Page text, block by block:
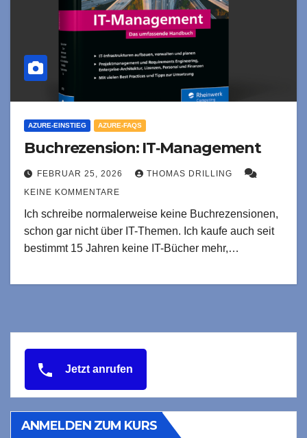
AZURE-EINSTIEG AZURE-FAQS
Buchrezension: IT‑Management
FEBRUAR 25, 2026
THOMAS DRILLING
KEINE KOMMENTARE
Ich schreibe normalerweise keine Buchrezensionen,
schon gar nicht über IT-Themen. Ich kaufe auch seit
bestimmt 15 Jahren keine IT-Bücher mehr,…
Jetzt anrufen
ANMELDEN ZUM KURS